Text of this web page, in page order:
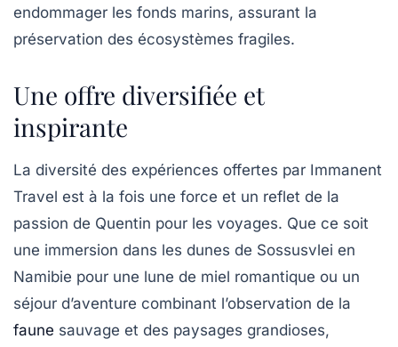
endommager les fonds marins, assurant la
préservation des écosystèmes fragiles.
Une offre diversifiée et
inspirante
La diversité des expériences offertes par Immanent
Travel est à la fois une force et un reflet de la
passion de Quentin pour les voyages. Que ce soit
une immersion dans les dunes de Sossusvlei en
Namibie pour une lune de miel romantique ou un
séjour d’aventure combinant l’observation de la
faune sauvage et des paysages grandioses,